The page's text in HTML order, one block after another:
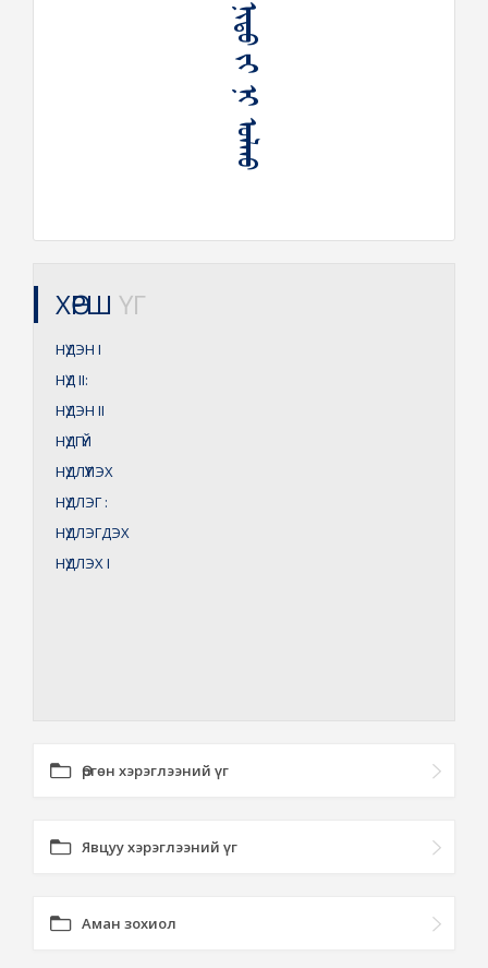
ᠨᠢᠳᠦ ᠶᠢ ᠨᠢ ᠣᠯᠬᠤ
ХӨРШ ҮГ
НҮДЭН I
НҮДII:
НҮДЭН II
НҮДГҮЙ
НҮДЛҮҮЛЭХ
НҮДЛЭГ :
НҮДЛЭГДЭХ
НҮДЛЭХI
Өргөн хэрэглээний үг
Явцуу хэрэглээний үг
Аман зохиол